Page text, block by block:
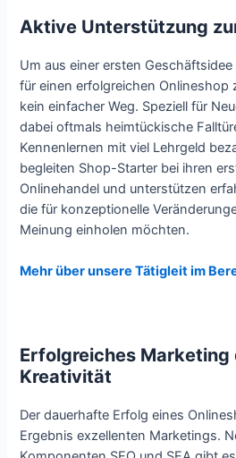
Aktive Unterstützung
Um aus einer ersten
für einen erfolgreichen Onlineshop
kein einfacher Weg. Speziell für
dabei oftmals heimtückische
Kennenlernen mit viel Lehrgeld
begleiten Shop-Starter bei ihren
Onlinehandel und unterstützen
die für konzeptionelle
Meinung einholen möchten.
Mehr über unsere Tätigleit im
Erfolgreiches Marketing
Kreativität
Der dauerhafte Erfolg eines
Ergebnis exzellenten Marketings.